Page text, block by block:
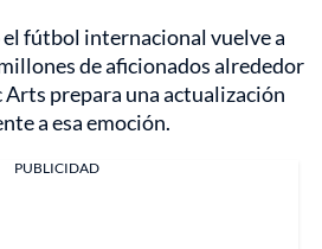
fútbol internacional vuelve a
de aficionados alrededor
prepara una actualización
a esa emoción.
PUBLICIDAD